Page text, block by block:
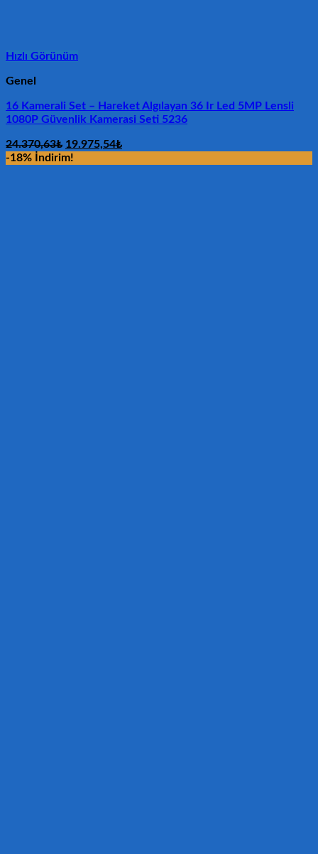
Hızlı Görünüm
Genel
16 Kamerali Set – Hareket Algılayan 36 Ir Led 5MP Lensli
1080P Güvenlik Kamerasi Seti 5236
24.370,63₺ Orijinal
fiyat:
19.975,54₺Şu
-18% İndirim!